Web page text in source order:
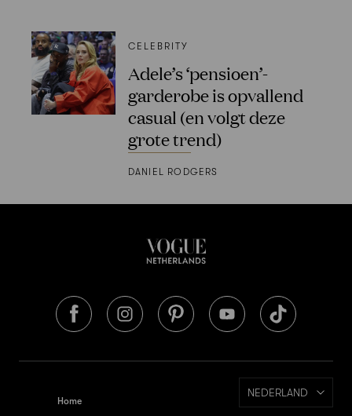
CELEBRITY
Adele’s ‘pensioen’-
garderobe is opvallend
casual (en volgt deze
grote trend)
DANIEL RODGERS
Home
NEDERLAND